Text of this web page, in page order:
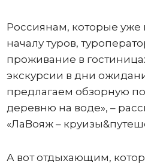
Россиянам, которые уже
началу туров,
проживание в
экскурсии в дни
предлагаем обзорную
деревню на воде», –
«ЛаВояж –
А вот отдыхающим,